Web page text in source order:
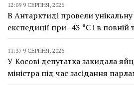
12:09 9 СЕРПНЯ, 2026
В Антарктиді провели
експедиції при -43 °C і в повній
11:37 9 СЕРПНЯ, 2026
У Косові депутатка закидала
міністра під час засідання